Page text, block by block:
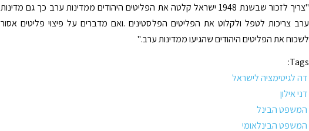
"צריך לזכור שבשנת 1948 ישראל קלטה את הפליטים היהודים ממדינות ערב כך גם מדינות
ערב צריכות לטפל ולקלוט את הפליטים הפלסטינים .ואם מדברים על פיצוי פליטים אסור
לשכוח את הפליטים היהודים שהגיעו ממדינות ערב."
Tags:
דה לגיטימציה לישראל
דני אילון
המשפט הבינל
המשפט הבינלאומי